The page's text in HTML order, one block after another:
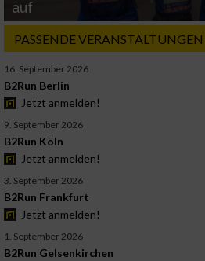
auf
PASSENDE VERANSTALTUNGEN
16. September 2026
B2Run Berlin
Jetzt anmelden!
9. September 2026
B2Run Köln
Jetzt anmelden!
3. September 2026
B2Run Frankfurt
Jetzt anmelden!
1. September 2026
B2Run Gelsenkirchen